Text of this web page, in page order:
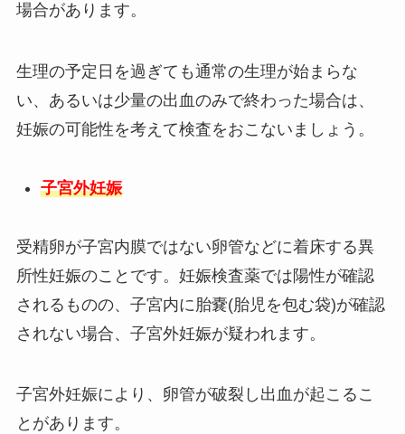
場合があります。
生理の予定日を過ぎても通常の生理が始まらな
い、あるいは少量の出血のみで終わった場合は、
妊娠の可能性を考えて検査をおこないましょう。
子宮外妊娠
受精卵が子宮内膜ではない卵管などに着床する異
所性妊娠のことです。妊娠検査薬では陽性が確認
されるものの、子宮内に胎嚢(胎児を包む袋)が確認
されない場合、子宮外妊娠が疑われます。
子宮外妊娠により、卵管が破裂し出血が起こるこ
とがあります。